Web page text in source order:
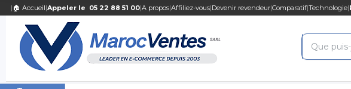
| 🏠 Accueil|Appeler le 05 22 88 51 00|A propos|Affiliez-vous|Devenir revendeur|Comparatif|Technologie|